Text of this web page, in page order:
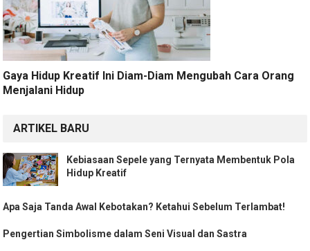
Gaya Hidup Kreatif Ini Diam-Diam Mengubah Cara Orang
Menjalani Hidup
ARTIKEL BARU
Kebiasaan Sepele yang Ternyata Membentuk Pola
Hidup Kreatif
Apa Saja Tanda Awal Kebotakan? Ketahui Sebelum Terlambat!
Pengertian Simbolisme dalam Seni Visual dan Sastra